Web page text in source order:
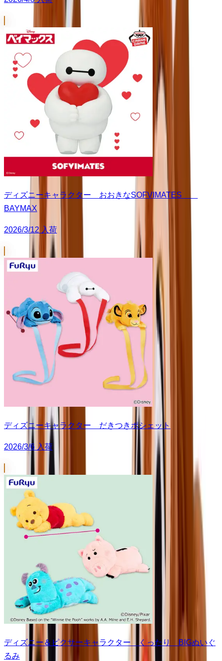
ディズニーキャラクター おおきなSOFVIMATES
BAYMAX
2026/3/12 入荷
ディズニーキャラクター だきつきポシェット
2026/3/6 入荷
ディズニー＆ピクサーキャラクター くったり BIGぬいぐ
るみ